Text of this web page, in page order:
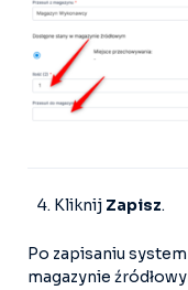
Kliknij Zapisz.
Po zapisaniu
magazynie